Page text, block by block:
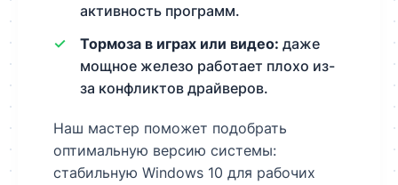
активность программ.
Тормоза в играх или видео: даже
мощное железо работает плохо из-
за конфликтов драйверов.
Наш мастер поможет подобрать
оптимальную версию системы:
стабильную Windows 10 для рабочих